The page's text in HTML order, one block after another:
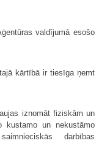
valdījumā esošo
kārtībā ir tiesīga ņemt
iznomāt fiziskām un
kustamo un nekustāmo
darbības